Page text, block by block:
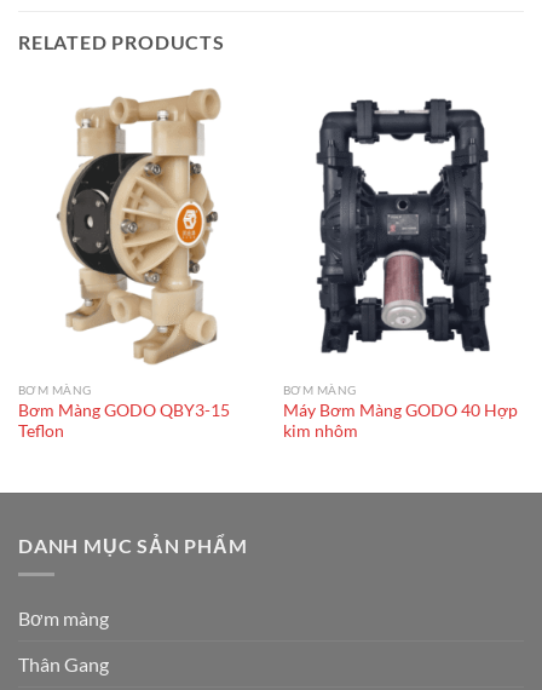
RELATED PRODUCTS
BƠM MÀNG
Bơm Màng GODO QBY3-15
Teflon
BƠM MÀNG
Máy Bơm Màng GODO 40 Hợp
kim nhôm
DANH MỤC SẢN PHẨM
Bơm màng
Thân Gang